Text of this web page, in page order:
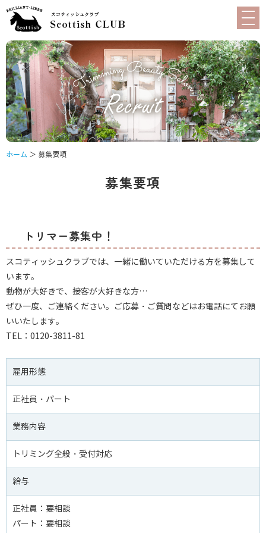
ホーム ＞ 募集要項
募集要項
トリマー募集中！
スコティッシュクラブでは、一緒に働いていただける方を募集して
います。
動物が大好きで、接客が大好きな方…
ぜひ一度、ご連絡ください。ご応募・ご質問などはお電話にてお願
いいたします。
TEL：0120-3811-81
雇用形態
正社員・パート
業務内容
トリミング全般・受付対応
給与
正社員：要相談
パート：要相談